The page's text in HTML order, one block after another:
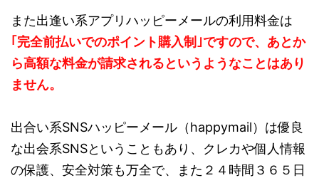
また出逢い系アプリハッピーメールの利用料金は
｢完全前払いでのポイント購入制｣ですので、あとか
ら高額な料金が請求されるというようなことはあり
ません。
出合い系SNSハッピーメール（happymail）は優良
な出会系SNSということもあり、クレカや個人情報
の保護、安全対策も万全で、また２４時間３６５日